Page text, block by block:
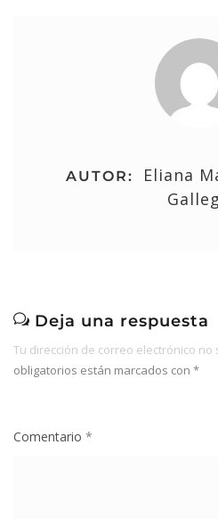
AUTOR:
Eliana
Deja una respuesta
Tu dirección de correo electrónico no
obligatorios están marcados con *
Comentario *